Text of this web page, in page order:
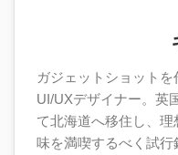
ガジェットショット
UI/UXデザイナー。英
て北海道へ移住し、
味を満喫するべく試行